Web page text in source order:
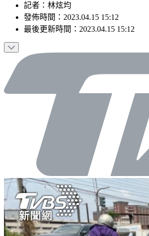
記者 ： 林炫均
發佈時間： 2023.04.15 15:12
最後更新時間： 2023.04.15 15:12